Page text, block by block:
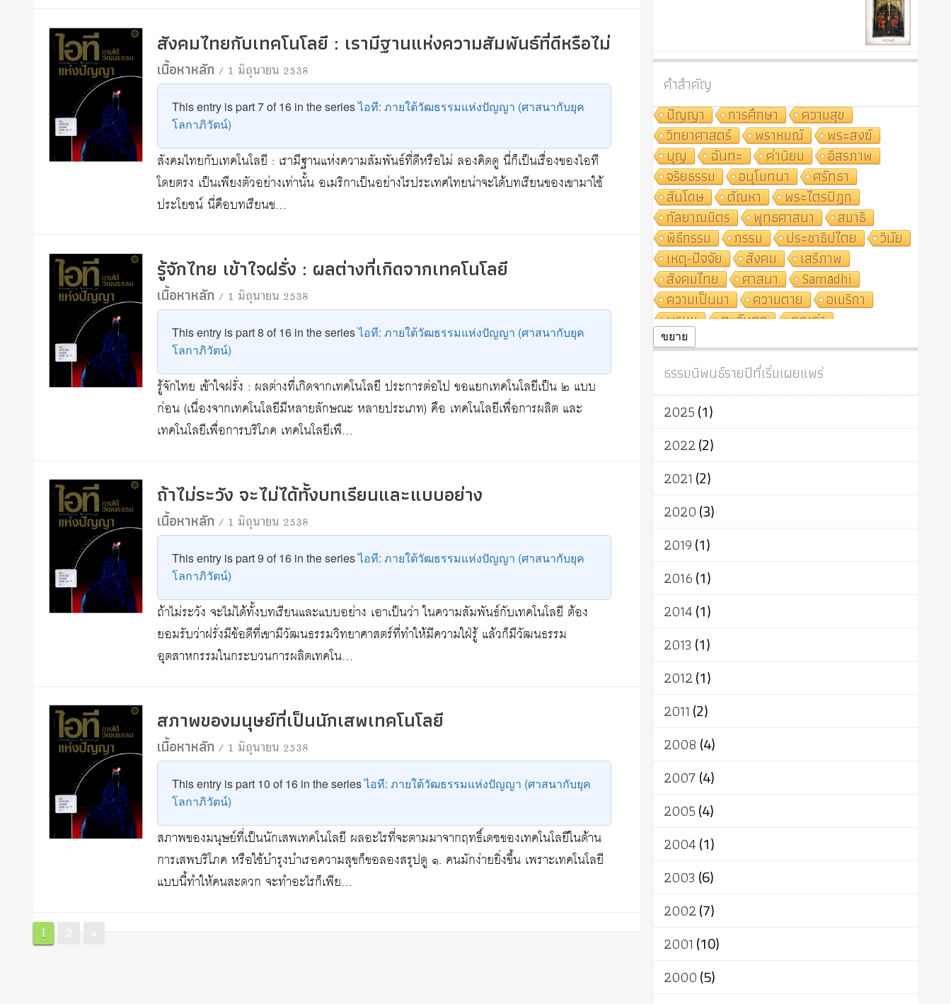
สังคมไทยกับเทคโนโลยี : เรามีฐานแห่งความสัมพันธ์ที่ดีหรือไม่
เนื้อหาหลัก/ 1 มิถุนายน 2538
This entry is part 7 of 16 in the seriesไอที: ภายใต้วัฒธรรมแห่งปัญญา (ศาสนากับยุค
โลกาภิวัตน์)
สังคมไทยกับเทคโนโลยี : เรามีฐานแห่งความสัมพันธ์ที่ดีหรือไม่ ลองคิดดู นี่ก็เป็นเรื่องของไอที
โดยตรง เป็นเพียงตัวอย่างเท่านั้น อเมริกาเป็นอย่างไรประเทศไทยน่าจะได้บทเรียนของเขามาใช้
ประโยชน์ นี่คือบทเรียนข…
รู้จักไทย เข้าใจฝรั่ง : ผลต่างที่เกิดจากเทคโนโลยี
เนื้อหาหลัก/ 1 มิถุนายน 2538
This entry is part 8 of 16 in the seriesไอที: ภายใต้วัฒธรรมแห่งปัญญา (ศาสนากับยุค
โลกาภิวัตน์)
รู้จักไทย เข้าใจฝรั่ง : ผลต่างที่เกิดจากเทคโนโลยี ประการต่อไป ขอแยกเทคโนโลยีเป็น ๒ แบบ
ก่อน (เนื่องจากเทคโนโลยีมีหลายลักษณะ หลายประเภท) คือ เทคโนโลยีเพื่อการผลิต และ
เทคโนโลยีเพื่อการบริโภค เทคโนโลยีเพื…
ถ้าไม่ระวัง จะไม่ได้ทั้งบทเรียนและแบบอย่าง
เนื้อหาหลัก/ 1 มิถุนายน 2538
This entry is part 9 of 16 in the seriesไอที: ภายใต้วัฒธรรมแห่งปัญญา (ศาสนากับยุค
โลกาภิวัตน์)
ถ้าไม่ระวัง จะไม่ได้ทั้งบทเรียนและแบบอย่าง เอาเป็นว่า ในความสัมพันธ์กับเทคโนโลยี ต้อง
ยอมรับว่าฝรั่งมีข้อดีที่เขามีวัฒนธรรมวิทยาศาสตร์ที่ทำให้มีความใฝ่รู้ แล้วก็มีวัฒนธรรม
อุตสาหกรรมในกระบวนการผลิตเทคโน…
สภาพของมนุษย์ที่เป็นนักเสพเทคโนโลยี
เนื้อหาหลัก/ 1 มิถุนายน 2538
This entry is part 10 of 16 in the seriesไอที: ภายใต้วัฒธรรมแห่งปัญญา (ศาสนากับยุค
โลกาภิวัตน์)
สภาพของมนุษย์ที่เป็นนักเสพเทคโนโลยี ผลอะไรที่จะตามมาจากฤทธิ์เดชของเทคโนโลยีในด้าน
การเสพบริโภค หรือใช้บำรุงบำเรอความสุขก็ขอลองสรุปดู ๑. คนมักง่ายยิ่งขึ้น เพราะเทคโนโลยี
แบบนี้ทำให้คนสะดวก จะทำอะไรก็เพีย…
Posts
pagination
Page
1
คำสำคัญ
ปัญญา
การศึกษา
ความสุข
วิทยาศาสตร์
พราหมณ์
พระสงฆ์
บุญ
ฉันทะ ค่านิยม
อิสรภาพ
จริยธรรม
อนุโมทนา
ศรัทธา
สันโดษ
ตัณหา
พระไตรปิฎก
กัลยาณมิตร
พุทธศาสนา
สมาธิ
พิธีกรรม
กรรม ประชาธิปไตย
วินัย
เหตุ-ปัจจัย
สังคม
เสรีภาพ
สังคมไทย
ศาสนา
Samādhi
ความเป็นมา
ความตาย
อเมริกา
พรหม
ตะวันตก
คุณค่า
ปฏิจจสมุปบาท
ศาสนาประจำชาติ
ผู้บริโภค
ธรรมาธิปไตย
การแยกรัฐกับศาสนา
ธรรมชาติ
เทคโนโลยี
พุทธบริษัท
วัฒนธรรม
ขยาย
ธรรมนิพนธ์รายปีที่เริ่มเผยแพร่
2025(1)
2022(2)
2021 (2)
2020(3)
2019(1)
2016(1)
2014(1)
2013 (1)
2012(1)
2011 (2)
2008 (4)
2007(4)
2005(4)
2004(1)
2003 (6)
2002(7)
2001 (10)
2000(5)